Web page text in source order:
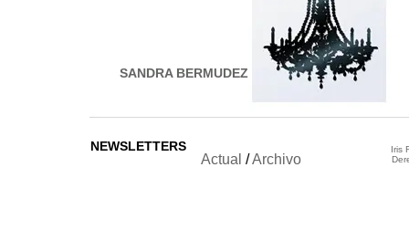
SANDRA BERMUDEZ
NEWSLETTERS
Actual /Archivo
Iris